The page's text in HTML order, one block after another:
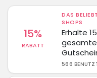
15%
RABATT
DAS
SHOPS
Erhalte
566